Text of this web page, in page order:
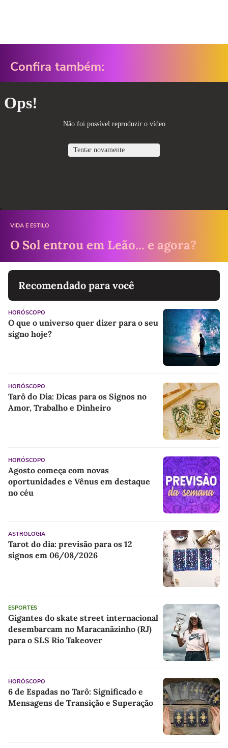
Confira também:
VIDA E ESTILO
O Sol entrou em Leão... e agora?
Recomendado para você
HORÓSCOPO
O que o universo quer dizer para o seu
signo hoje?
HORÓSCOPO
Tarô do Dia: Dicas para os Signos no
Amor, Trabalho e Dinheiro
HORÓSCOPO
Agosto começa com novas
oportunidades e Vênus em destaque
no céu
ASTROLOGIA
Tarot do dia: previsão para os 12
signos em 06/08/2026
ESPORTES
Gigantes do skate street internacional
desembarcam no Maracanãzinho (RJ)
para o SLS Rio Takeover
HORÓSCOPO
6 de Espadas no Tarô: Significado e
Mensagens de Transição e Superação